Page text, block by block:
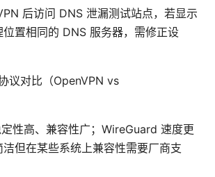
后访问 DNS 泄漏测试站点，若显示
位置相同的 DNS 服务器，需修正设
议对比（OpenVPN vs
性高、兼容性广；WireGuard 速度更
但在某些系统上兼容性需要厂商支